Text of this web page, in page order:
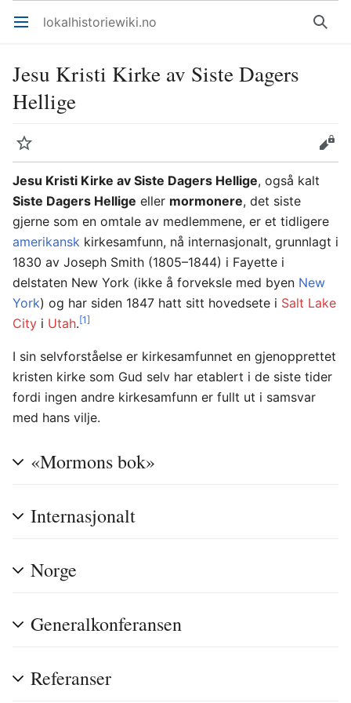
Åpne hovedmenyen lokalhistoriewiki.no Søk
Jesu Kristi Kirke av Siste Dagers
Hellige
Overvåk
Rediger
Jesu Kristi Kirke av Siste Dagers Hellige, også kalt
Siste Dagers Hellige eller mormonere, det siste
gjerne som en omtale av medlemmene, er et tidligere
amerikansk kirkesamfunn, nå internasjonalt, grunnlagt i
1830 av Joseph Smith (1805–1844) i Fayette i
delstaten New York (ikke å forveksle med byen New
York) og har siden 1847 hatt sitt hovedsete i Salt Lake
City i Utah.[1]
I sin selvforståelse er kirkesamfunnet en gjenopprettet
kristen kirke som Gud selv har etablert i de siste tider
fordi ingen andre kirkesamfunn er fullt ut i samsvar
med hans vilje.
«Mormons bok»
Internasjonalt
Norge
Generalkonferansen
Referanser